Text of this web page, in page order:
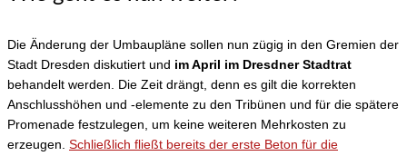
Die Änderung der Umbaupläne sollen nun zügig in den Gremien der
Stadt Dresden diskutiert und im April im Dresdner Stadtrat
behandelt werden. Die Zeit drängt, denn es gilt die korrekten
Anschlusshöhen und -elemente zu den Tribünen und für die spätere
Promenade festzulegen, um keine weiteren Mehrkosten zu
erzeugen. Schließlich fließt bereits der erste Beton für die